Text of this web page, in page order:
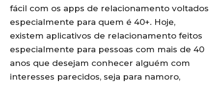
fácil com os apps de relacionamento voltados
especialmente para quem é 40+. Hoje,
existem aplicativos de relacionamento feitos
especialmente para pessoas com mais de 40
anos que desejam conhecer alguém com
interesses parecidos, seja para namoro,